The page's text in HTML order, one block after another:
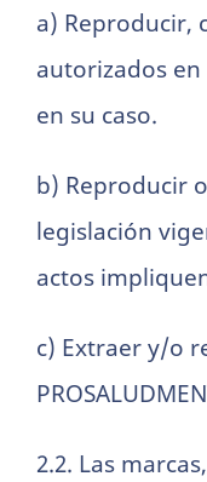
a) Reproducir,
autorizados
en su caso.
b) Reproducir
legislación
actos
c) Extraer y/o
2.2. Las
posibilidad de
ver contenido y
ofertas